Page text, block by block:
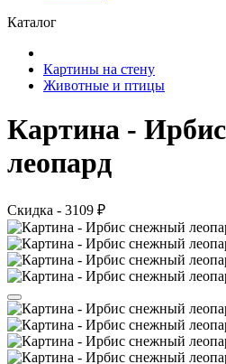
Каталог
Картины на стену
Животные и птицы
Картина -
леопард
Скидка - 3109 ₽